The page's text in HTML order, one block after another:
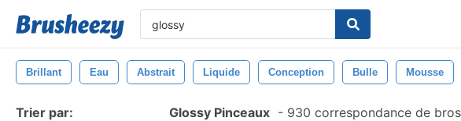
Brillant Eau Abstrait Liquide Conception Bulle Mousse
Trier par: Glossy Pinceaux - 930 correspondance de